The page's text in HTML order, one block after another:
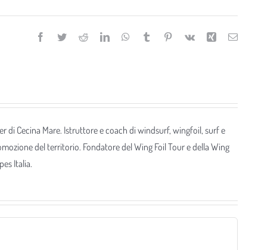
Facebook
TwitterRedditLinkedInWhatsApp
Tumblr Pinterest
Vk Xing Email
di Cecina Mare. Istruttore e coach di windsurf, wingfoil, surf e
del territorio. Fondatore del Wing Foil Tour e della Wing
Italia.